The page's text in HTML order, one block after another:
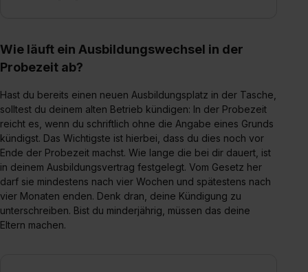
der Kategorien „Präferenzen“, „Statistiken“ und „Social
Media und Marketing“ umfasst hierbei die Einwilligung
S. 1 lit. a) DS-GVO). Die USA verfügen über kein
angemessenes Datenschutzniveau (EuGH – Schrems
II). Du kannst die von dir erteilte Einwilligung jederzeit mit
Wirkung für die Zukunft ganz oder teilweise über unsere
Datenschutzerklärung unter dem Punkt „Datenschutz-
Einstellungen“ widerrufen. Weitere Informationen zu den
einzelnen Cookies findest du durch Klick auf „Details
zeigen“. Weitere Informationen:Datenschutzerklärung
Wie läuft ein Ausbildungswechsel in der
Probezeit ab?
Hast du bereits einen neuen Ausbildungsplatz in der Tasche,
solltest du deinem alten Betrieb kündigen: In der Probezeit
reicht es, wenn du schriftlich ohne die Angabe eines Grunds
kündigst. Das Wichtigste ist hierbei, dass du dies noch vor
Ende der Probezeit machst. Wie lange die bei dir dauert, ist
in deinem Ausbildungsvertrag festgelegt. Vom Gesetz her
darf sie mindestens nach vier Wochen und spätestens nach
vier Monaten enden. Denk dran, deine Kündigung zu
unterschreiben. Bist du minderjährig, müssen das deine
Eltern machen.